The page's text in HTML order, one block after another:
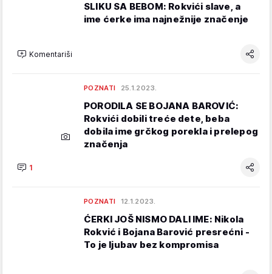
SLIKU SA BEBOM: Rokvići slave, a
ime ćerke ima najnežnije značenje
Komentariši
POZNATI 25.1.2023.
PORODILA SE BOJANA BAROVIĆ:
Rokvići dobili treće dete, beba
dobila ime grčkog porekla i prelepog
značenja
1
POZNATI 12.1.2023.
ĆERKI JOŠ NISMO DALI IME: Nikola
Rokvić i Bojana Barović presrećni -
To je ljubav bez kompromisa